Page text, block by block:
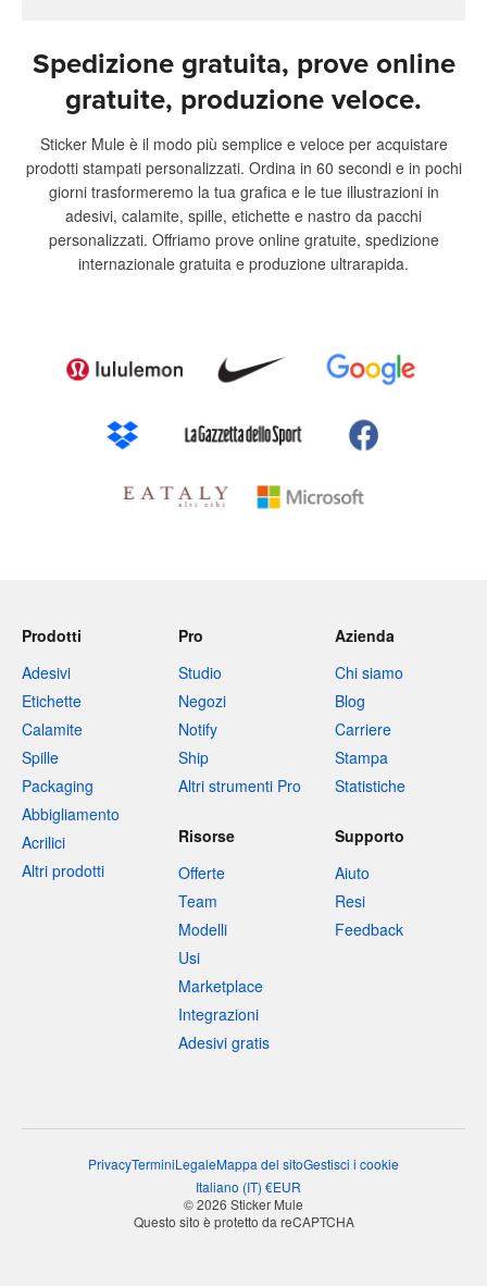
Spedizione gratuita, prove online
gratuite, produzione veloce.
Sticker Mule è il modo più semplice e veloce per acquistare
prodotti stampati personalizzati. Ordina in 60 secondi e in pochi
giorni trasformeremo la tua grafica e le tue illustrazioni in
adesivi, calamite, spille, etichette e nastro da pacchi
personalizzati. Offriamo prove online gratuite, spedizione
internazionale gratuita e produzione ultrarapida.
Prodotti
Adesivi
Etichette
Calamite
Spille
Packaging
Abbigliamento
Acrilici
Altri prodotti
Pro
Studio
Negozi
Notify
Ship
Altri strumenti Pro
Azienda
Chi siamo
Blog
Carriere
Stampa
Statistiche
Risorse
Offerte
Team
Modelli
Usi
Marketplace
Integrazioni
Adesivi gratis
Supporto
Aiuto
Resi
Feedback
PrivacyTerminiLegaleMappa del sitoGestisci i cookie
Italiano (IT) €EUR
© 2026 Sticker Mule
Questo sito è protetto da reCAPTCHA